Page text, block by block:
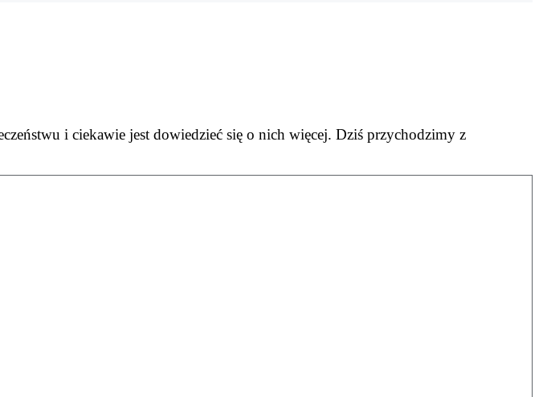
i ciekawie jest dowiedzieć się o nich więcej. Dziś przychodzimy z